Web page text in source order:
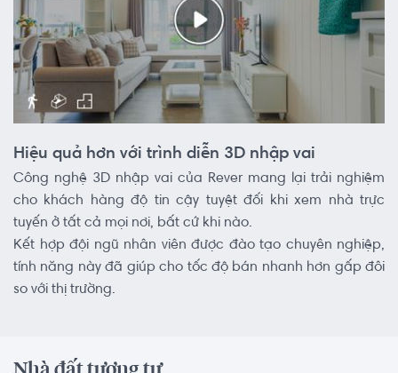
Hiệu quả hơn với trình diễn 3D nhập vai
Công nghệ 3D nhập vai của Rever mang lại trải nghiệm
cho khách hàng độ tin cậy tuyệt đối khi xem nhà trực
tuyến ở tất cả mọi nơi, bất cứ khi nào.
Kết hợp đội ngũ nhân viên được đào tạo chuyên nghiệp,
tính năng này đã giúp cho tốc độ bán nhanh hơn gấp đôi
so với thị trường.